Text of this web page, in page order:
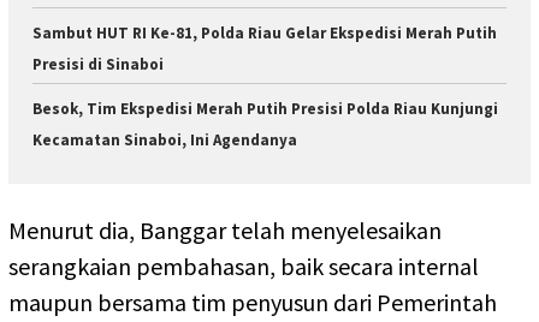
Sambut HUT RI Ke-81, Polda Riau Gelar Ekspedisi Merah Putih
Presisi di Sinaboi
Besok, Tim Ekspedisi Merah Putih Presisi Polda Riau Kunjungi
Kecamatan Sinaboi, Ini Agendanya
Menurut dia, Banggar telah menyelesaikan
serangkaian pembahasan, baik secara internal
maupun bersama tim penyusun dari Pemerintah